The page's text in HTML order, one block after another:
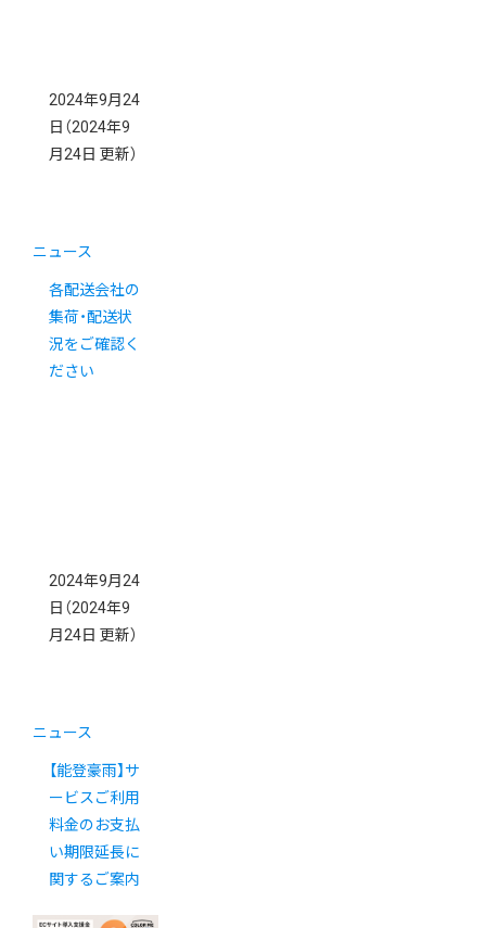
2024年9月24
日 （2024年9
月24日 更新）
ニュース
各配送会社の
集荷・配送状
況をご確認く
ださい
2024年9月24
日 （2024年9
月24日 更新）
ニュース
【能登豪雨】サ
ービスご利用
料金のお支払
い期限延長に
関するご案内